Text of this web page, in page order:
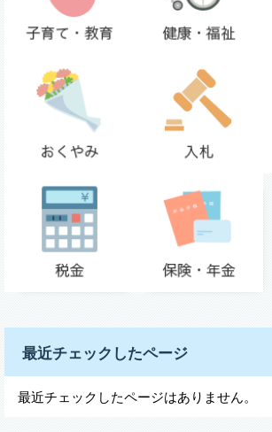
最近チェックしたページ
最近チェックしたページはありません。